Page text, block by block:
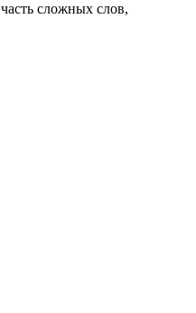
сложных слов,